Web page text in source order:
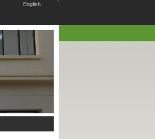
English